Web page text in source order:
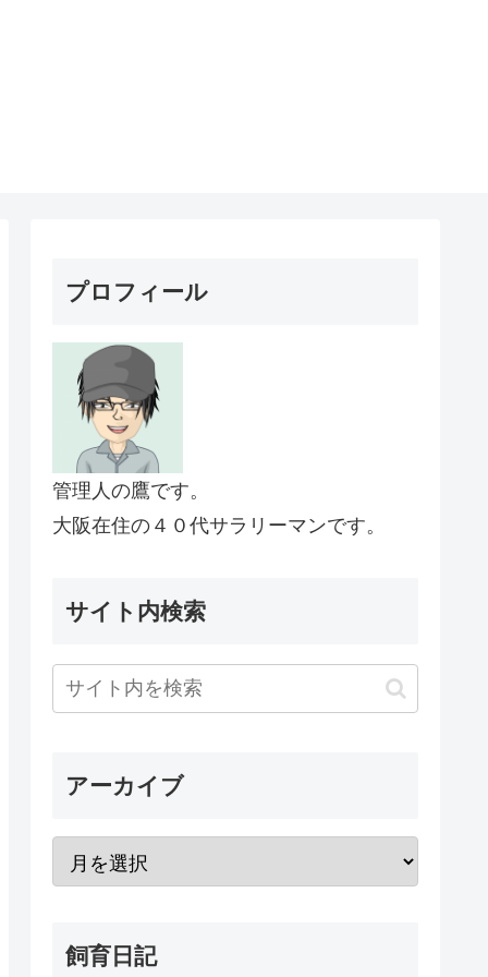
プロフィール
管理人の鷹です。
大阪在住の４０代サラリーマンです。
サイト内検索
アーカイブ
飼育日記